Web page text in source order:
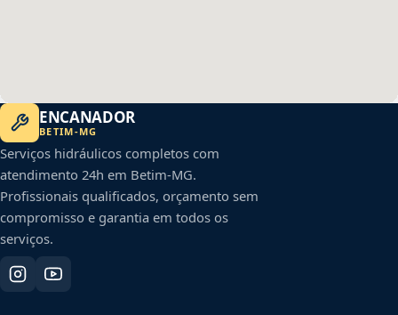
ENCANADOR
BETIM-MG
Serviços hidráulicos completos com
atendimento 24h em Betim-MG.
Profissionais qualificados, orçamento sem
compromisso e garantia em todos os
serviços.